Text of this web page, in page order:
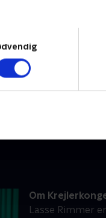
Om
Lasse Rimmer